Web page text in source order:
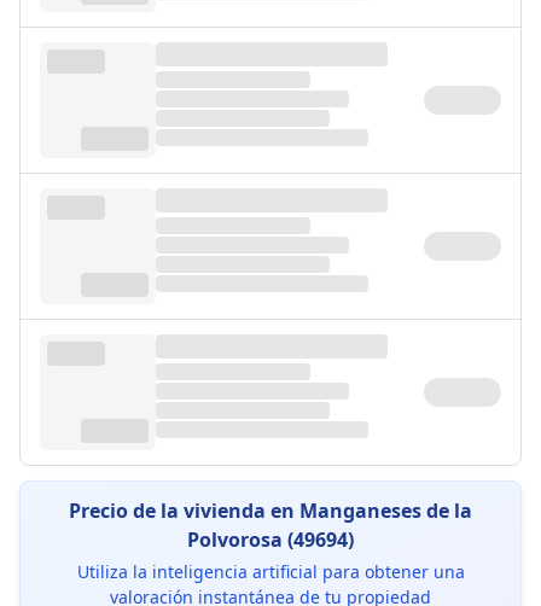
Precio de la vivienda en Manganeses de la
Polvorosa (49694)
Utiliza la inteligencia artificial para obtener una
valoración instantánea de tu propiedad